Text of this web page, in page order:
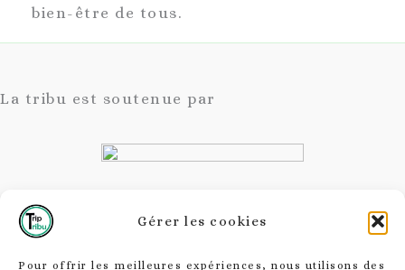
Gérer les cookies
Pour offrir les meilleures expériences, nous utilisons des
bien-être de tous.
La tribu est soutenue par
Charte responsable